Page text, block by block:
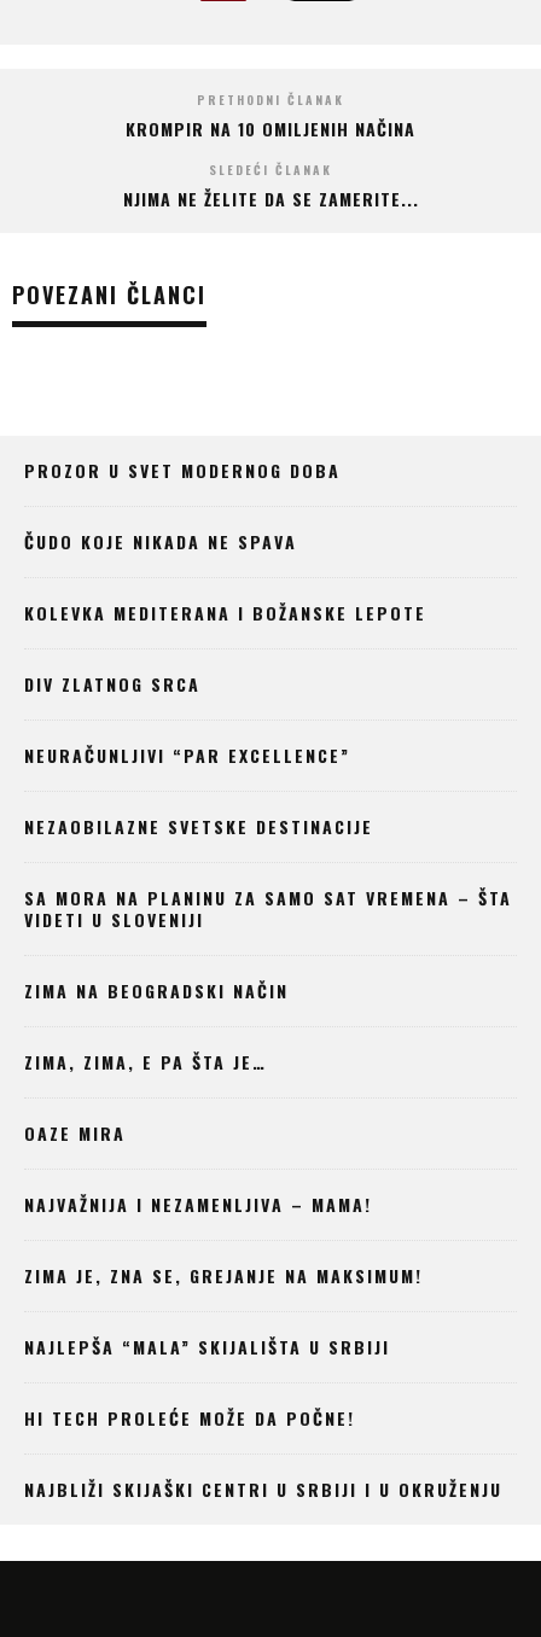
PRETHODNI ČLANAK
KROMPIR NA 10 OMILJENIH NAČINA
SLEDEĆI ČLANAK
NJIMA NE ŽELITE DA SE ZAMERITE...
POVEZANI ČLANCI
PROZOR U SVET MODERNOG DOBA
ČUDO KOJE NIKADA NE SPAVA
KOLEVKA MEDITERANA I BOŽANSKE LEPOTE
DIV ZLATNOG SRCA
NEURAČUNLJIVI “PAR EXCELLENCE”
NEZAOBILAZNE SVETSKE DESTINACIJE
SA MORA NA PLANINU ZA SAMO SAT VREMENA – ŠTA
VIDETI U SLOVENIJI
ZIMA NA BEOGRADSKI NAČIN
ZIMA, ZIMA, E PA ŠTA JE…
OAZE MIRA
NAJVAŽNIJA I NEZAMENLJIVA – MAMA!
ZIMA JE, ZNA SE, GREJANJE NA MAKSIMUM!
NAJLEPŠA “MALA” SKIJALIŠTA U SRBIJI
HI TECH PROLEĆE MOŽE DA POČNE!
NAJBLIŽI SKIJAŠKI CENTRI U SRBIJI I U OKRUŽENJU